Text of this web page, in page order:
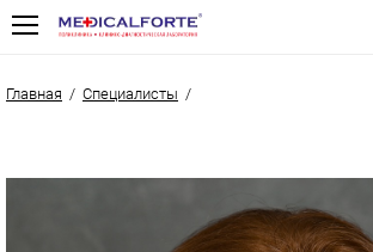
Главная / Специалисты /